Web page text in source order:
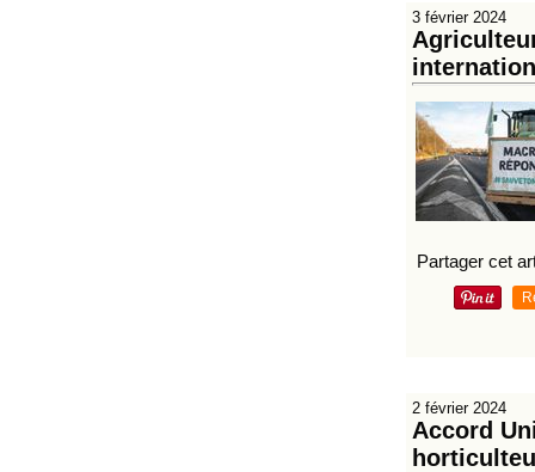
3 février 2024
Partager cet
2 février 2024
Accord